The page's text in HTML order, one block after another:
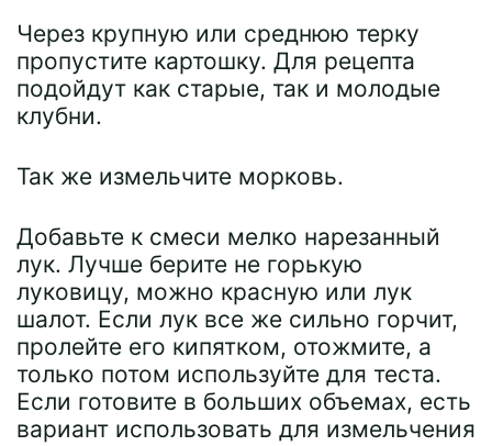
Через крупную или среднюю терку
пропустите картошку. Для рецепта
подойдут как старые, так и молодые
клубни.
Так же измельчите морковь.
Добавьте к смеси мелко нарезанный
лук. Лучше берите не горькую
луковицу, можно красную или лук
шалот. Если лук все же сильно горчит,
пролейте его кипятком, отожмите, а
только потом используйте для теста.
Если готовите в больших объемах, есть
вариант использовать для измельчения